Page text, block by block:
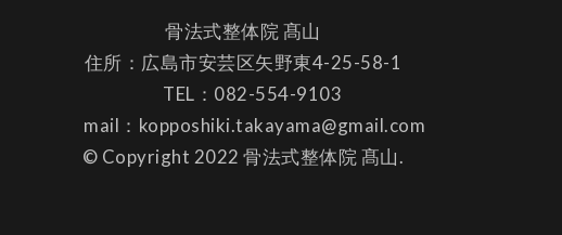
骨法式整体院 髙山
住所：広島市安芸区矢野東4-25-58-1
TEL：082-554-9103
mail：kopposhiki.takayama@gmail.com
© Copyright 2022 骨法式整体院 髙山.